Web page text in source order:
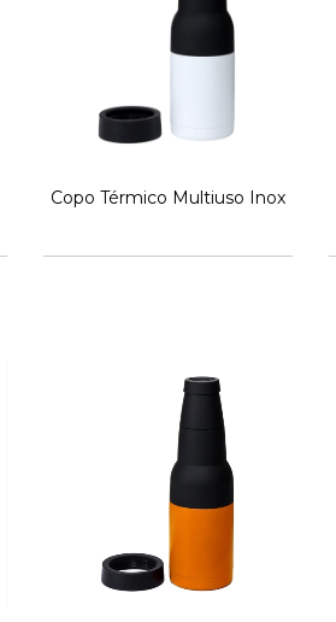
Copo Térmico Multiuso Inox